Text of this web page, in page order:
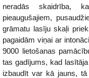
neradās skaidrība,
pieaugušajiem,
grāmatu lasīju skaļi
pagaidām viņai ar
9000 lietošanas
tas gadījums, kad
izbaudīt var kā jauns,